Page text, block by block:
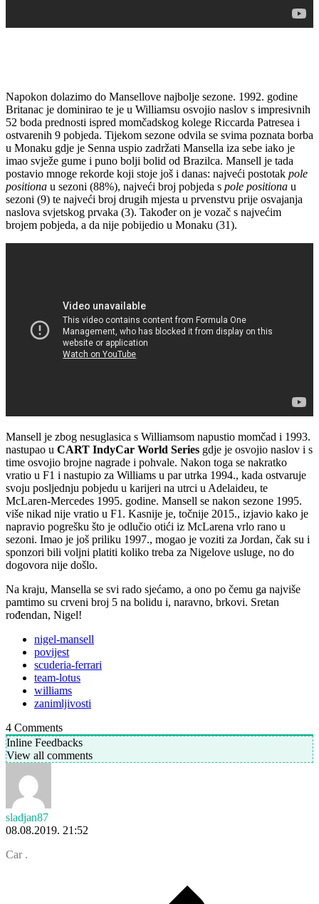
Napokon dolazimo do Mansellove najbolje sezone. 1992. godine
Britanac je dominirao te je u Williamsu osvojio naslov s impresivnih
52 boda prednosti ispred momčadskog kolege Riccarda Patresea i
ostvarenih 9 pobjeda. Tijekom sezone odvila se svima poznata borba
u Monaku gdje je Senna uspio zadržati Mansella iza sebe iako je
imao svježe gume i puno bolji bolid od Brazilca. Mansell je tada
postavio mnoge rekorde koji stoje još i danas: najveći postotak pole
positiona u sezoni (88%), najveći broj pobjeda s pole positiona u
sezoni (9) te najveći broj drugih mjesta u prvenstvu prije osvajanja
naslova svjetskog prvaka (3). Također on je vozač s najvećim
brojem pobjeda, a da nije pobijedio u Monaku (31).
Mansell je zbog nesuglasica s Williamsom napustio momčad i 1993.
nastupao u CART IndyCar World Series gdje je osvojio naslov i s
time osvojio brojne nagrade i pohvale. Nakon toga se nakratko
vratio u F1 i nastupio za Williams u par utrka 1994., kada ostvaruje
svoju posljednju pobjedu u karijeri na utrci u Adelaideu, te
McLaren-Mercedes 1995. godine. Mansell se nakon sezone 1995.
više nikad nije vratio u F1. Kasnije je, točnije 2015., izjavio kako je
napravio pogrešku što je odlučio otići iz McLarena vrlo rano u
sezoni. Imao je još priliku 1997., mogao je voziti za Jordan, čak su i
sponzori bili voljni platiti koliko treba za Nigelove usluge, no do
dogovora nije došlo.
Na kraju, Mansella se svi rado sjećamo, a ono po čemu ga najviše
pamtimo su crveni broj 5 na bolidu i, naravno, brkovi. Sretan
rođendan, Nigel!
nigel-mansell
povijest
scuderia-ferrari
team-lotus
williams
zanimljivosti
4 Comments
Inline Feedbacks
View all comments
sladjan87
08.08.2019. 21:52
Car .